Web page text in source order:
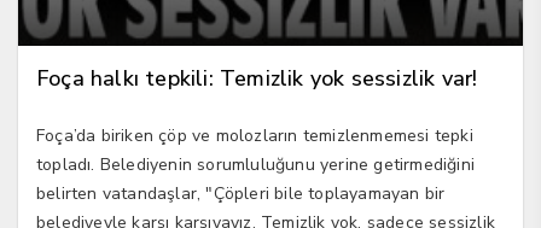
Foça halkı tepkili: Temizlik yok sessizlik var!
Foça’da biriken çöp ve molozların temizlenmemesi tepki
topladı. Belediyenin sorumluluğunu yerine getirmediğini
belirten vatandaşlar, "Çöpleri bile toplayamayan bir
belediyeyle karşı karşıyayız. Temizlik yok, sadece sessizlik